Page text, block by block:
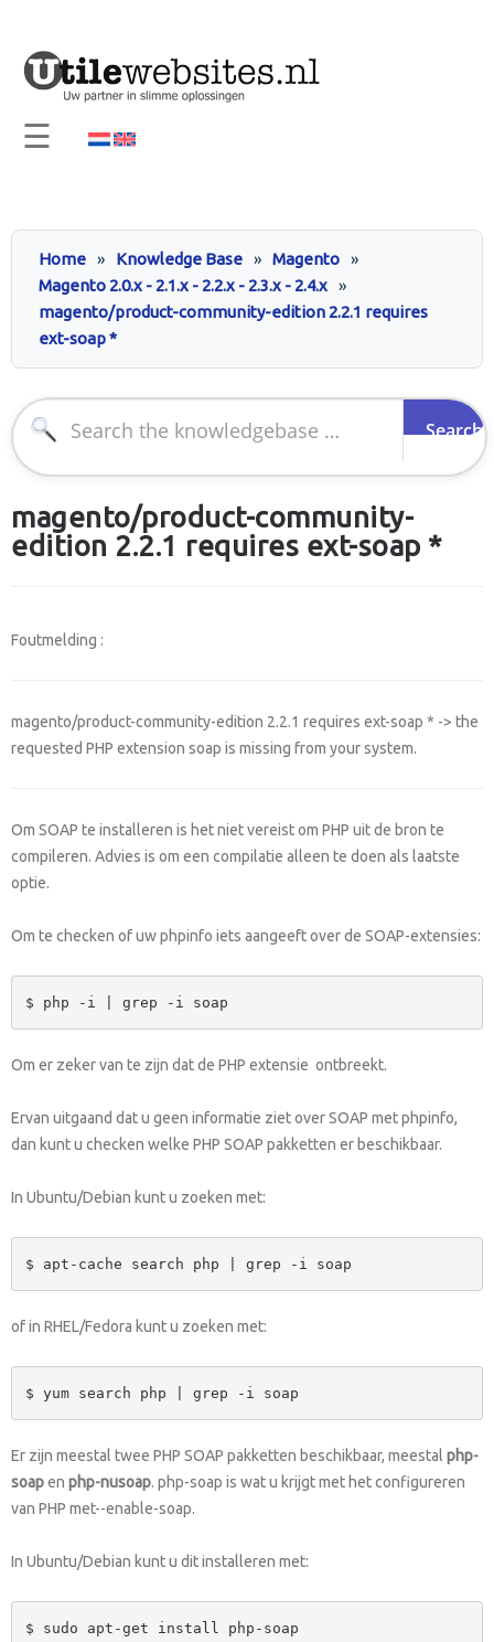
Home
Visie en Missie
Contact
Info
☰
content
Home Knowledge Base
Magento
Magento 2.0.x - 2.1.x - 2.2.x - 2.3.x - 2.4.x
magento/product-community-edition 2.2.1 requires
ext-soap *
Search
for:
magento/product-community-
edition 2.2.1 requires ext-soap *
Foutmelding :
magento/product-community-edition 2.2.1 requires ext-soap * -> the
requested PHP extension soap is missing from your system.
Om SOAP te installeren is het niet vereist om PHP uit de bron te
compileren. Advies is om een compilatie alleen te doen als laatste
optie.
Om te checken of uw phpinfo iets aangeeft over de SOAP-extensies:
$ php -i | grep -i soap
Om er zeker van te zijn dat de PHP extensie ontbreekt.
Ervan uitgaand dat u geen informatie ziet over SOAP met phpinfo,
dan kunt u checken welke PHP SOAP pakketten er beschikbaar.
In Ubuntu/Debian kunt u zoeken met:
$ apt-cache search php | grep -i soap
of in RHEL/Fedora kunt u zoeken met:
$ yum search php | grep -i soap
Er zijn meestal twee PHP SOAP pakketten beschikbaar, meestal php-
soapen php-nusoap. php-soap is wat u krijgt met het configureren
van PHP met--enable-soap.
In Ubuntu/Debian kunt u dit installeren met:
$ sudo apt-get install php-soap